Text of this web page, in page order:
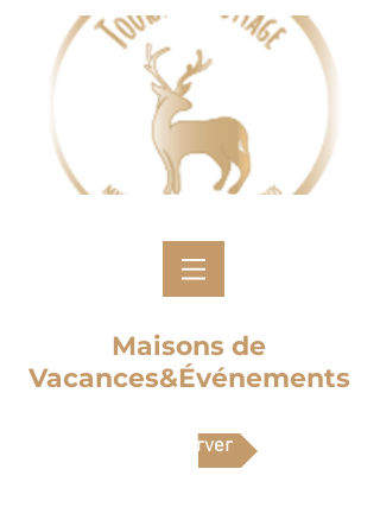
Maisons de
Vacances&Événements
Réserver